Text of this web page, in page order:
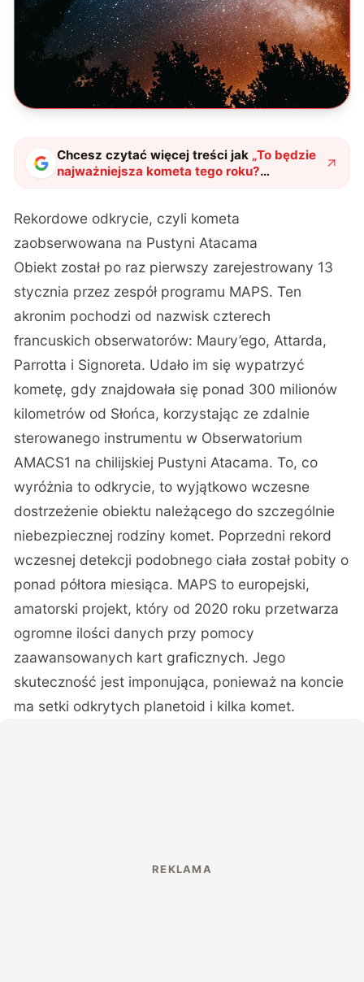
Chcesz czytać więcej treści jak „To będzie
najważniejsza kometa tego roku?
Astronomowie zachwyceni C/2026 A1
Rekordowe odkrycie, czyli kometa
zaobserwowana na Pustyni Atacama
Obiekt został po raz pierwszy zarejestrowany 13
stycznia przez zespół programu MAPS. Ten
akronim pochodzi od nazwisk czterech
francuskich obserwatorów: Maury’ego, Attarda,
Parrotta i Signoreta. Udało im się wypatrzyć
kometę, gdy znajdowała się ponad 300 milionów
kilometrów od Słońca, korzystając ze zdalnie
sterowanego instrumentu w Obserwatorium
AMACS1 na chilijskiej Pustyni Atacama. To, co
wyróżnia to odkrycie, to wyjątkowo wczesne
dostrzeżenie obiektu należącego do szczególnie
niebezpiecznej rodziny komet. Poprzedni rekord
wczesnej detekcji podobnego ciała został pobity o
ponad półtora miesiąca. MAPS to europejski,
amatorski projekt, który od 2020 roku przetwarza
ogromne ilości danych przy pomocy
zaawansowanych kart graficznych. Jego
skuteczność jest imponująca, ponieważ na koncie
ma setki odkrytych planetoid i kilka komet.